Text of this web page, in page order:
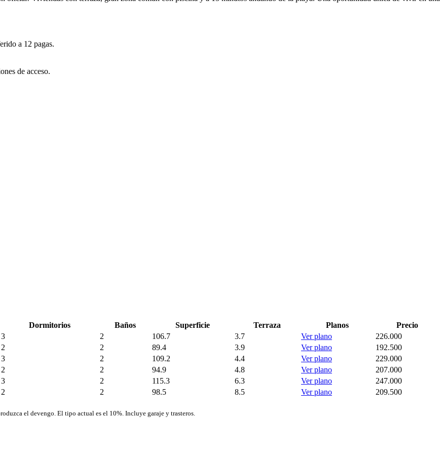
a 12 pagas.
de acceso.
Dormitorios Baños Superficie Terraza Planos
Precio
3 2 106.7 3.7 Ver plano
226.000
2 2 89.4 3.9 Ver plano
192.500
3 2 109.2 4.4 Ver plano
229.000
2 2 94.9 4.8 Ver plano
207.000
3 2 115.3 6.3 Ver plano
247.000
2 2 98.5 8.5 Ver plano 209.500
el devengo. El tipo actual es el 10%. Incluye garaje y trasteros.